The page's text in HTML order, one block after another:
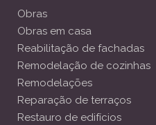
Obras
Obras em casa
Reabilitação de fachadas
Remodelação de cozinhas
Remodelações
Reparação de terraços
Restauro de edifícios